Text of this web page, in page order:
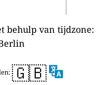
behulp van tijdzone:
🇬🇧